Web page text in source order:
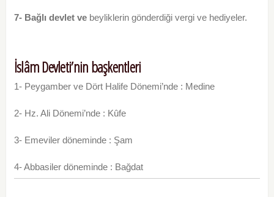
7- Bağlı devlet ve beyliklerin gönderdiği vergi ve hediyeler.
İslâm Devleti’nin başkentleri
1- Peygamber ve Dört Halife Dönemi’nde : Medine
2- Hz. Ali Dönemi’nde : Kûfe
3- Emeviler döneminde : Şam
4- Abbasiler döneminde : Bağdat